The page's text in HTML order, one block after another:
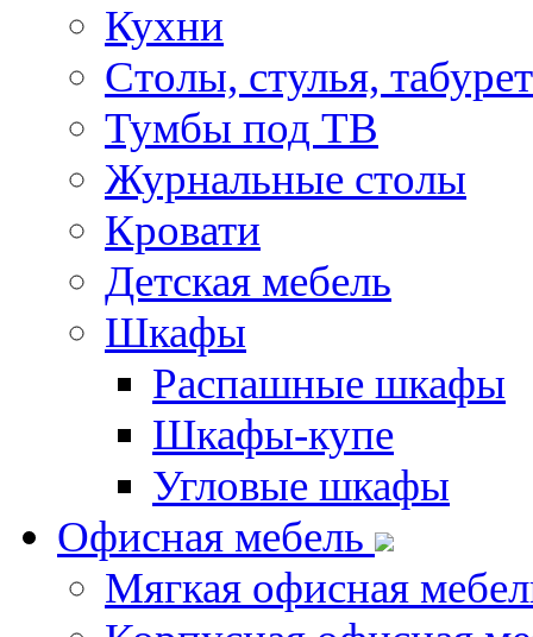
Кухни
Столы, стулья,
Тумбы под ТВ
Журнальные столы
Кровати
Детская мебель
Шкафы
Распашные шкафы
Шкафы-купе
Угловые шкафы
Офисная мебель
Мягкая офисная